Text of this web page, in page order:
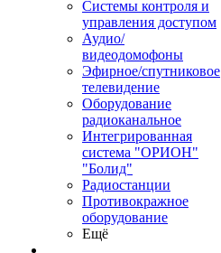
Системы контроля и
управления доступом
Аудио/
видеодомофоны
Эфирное/спутниковое
телевидение
Оборудование
радиоканальное
Интегрированная
система "ОРИОН"
"Болид"
Радиостанции
Противокражное
оборудование
Ещё